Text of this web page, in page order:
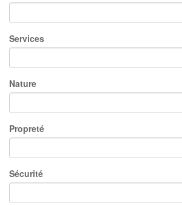
Services
Nature
Propreté
Sécurité